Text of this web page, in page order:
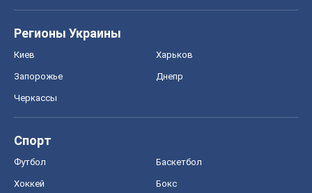
Регионы Украины
Киев Харьков
Запорожье Днепр
Черкассы
Спорт
Футбол Баскетбол
Хоккей Бокс